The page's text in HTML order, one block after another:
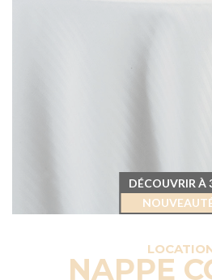
NAPPE
DÉCOUVRIR À